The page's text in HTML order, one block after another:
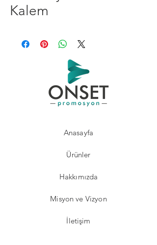
Kalem
Anasayfa
Ürünler
Hakkımızda
Misyon ve Vizyon
İletişim